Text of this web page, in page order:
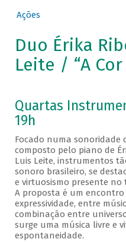
Ações
Duo Érika
Leite / “A
Quartas
19h
Focado numa sonoridade
composto pelo piano de
Luis Leite, instrumentos
sonoro brasileiro, se
e virtuosismo presente no
A proposta é um
expressividade, entre
combinação entre
surge uma música livre e
espontaneidade.